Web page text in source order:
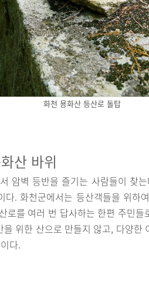
화천 용화산 등산로 돌탑
산 바위
암벽 등반을 즐기는 사람들이 찾
다. 화천군에서는 등산객들을 위하
로를 여러 번 답사하는 한편 주민
위한 산으로 만들지 않고, 다양한
다.